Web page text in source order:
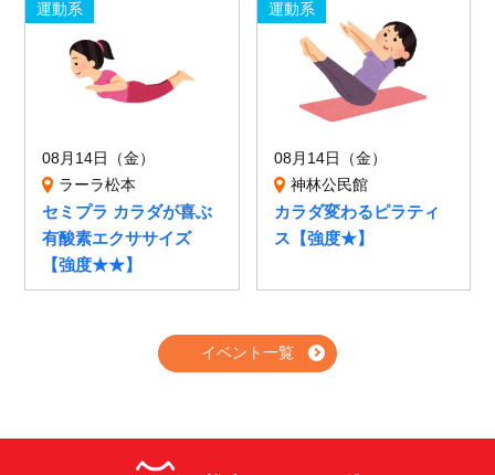
運動系
08月14日（金）
ラーラ松本
セミプラ カラダが喜ぶ
有酸素エクササイズ
【強度★★】
運動系
08月14日（金）
神林公民館
カラダ変わるピラティ
ス【強度★】
イベント一覧